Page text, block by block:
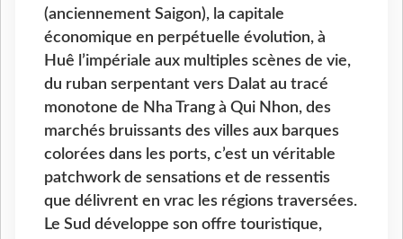
(anciennement Saigon), la capitale
économique en perpétuelle évolution, à
Huê l’impériale aux multiples scènes de vie,
du ruban serpentant vers Dalat au tracé
monotone de Nha Trang à Qui Nhon, des
marchés bruissants des villes aux barques
colorées dans les ports, c’est un véritable
patchwork de sensations et de ressentis
que délivrent en vrac les régions traversées.
Le Sud développe son offre touristique,